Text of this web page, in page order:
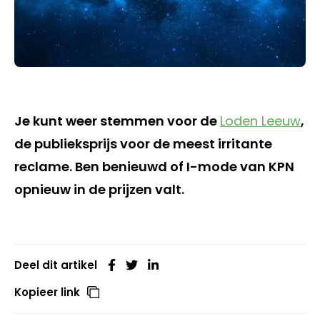
Je kunt weer stemmen voor de Loden Leeuw,
de publieksprijs voor de meest irritante
reclame. Ben benieuwd of I-mode van KPN
opnieuw in de prijzen valt.
Deel dit artikel
Kopieer link